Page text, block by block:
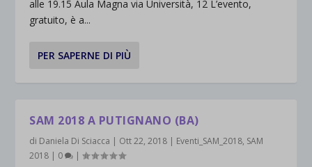
alle 19.15 Aula Magna via Università, 12 L’evento,
gratuito, è a...
PER SAPERNE DI PIÙ
SAM 2018 A PUTIGNANO (BA)
di Daniela Di Sciacca | Ott 22, 2018 | Eventi_SAM_2018, SAM
2018 | 0 |